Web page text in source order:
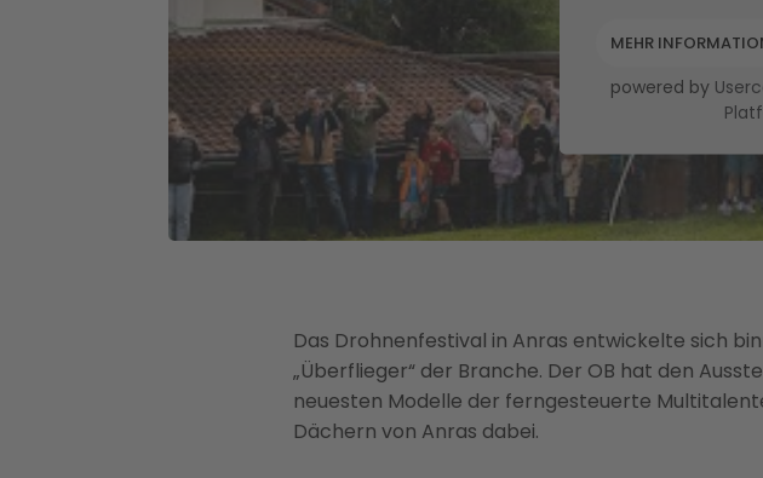
MEHR
powered by
Das Drohnenfestival in Anras entwickelte sich
„Überflieger“ der Branche. Der OB hat den
neuesten Modelle der ferngesteuerte
Dächern von Anras dabei.